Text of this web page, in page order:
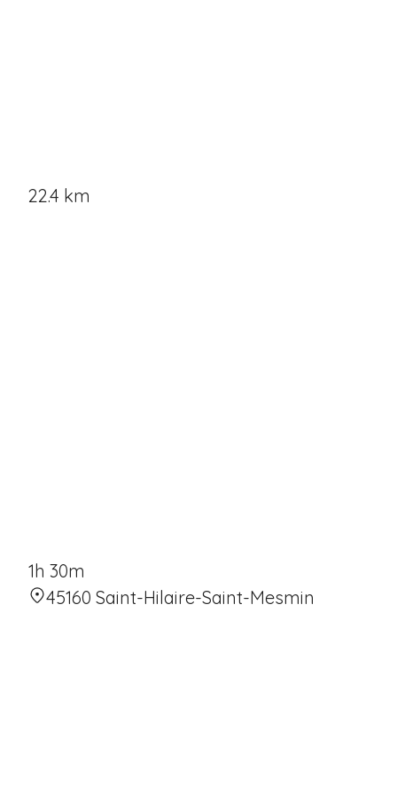
22.4 km
1h 30m
45160 Saint-Hilaire-Saint-Mesmin